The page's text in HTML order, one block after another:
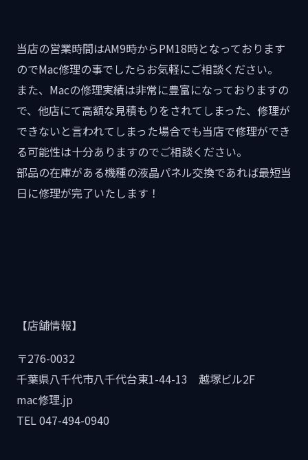
当店の営業時間はAM9時からPM18時となっております
のでMac修理の事でしたらお気軽にご相談ください。
また、Macの修理実績は非常に豊富になっておりますの
で、他店にて高額な見積もりをされてしまった、修理が
できないと言われてしまった場合でも当店で修理ができ
る可能性は十分ありますのでご相談ください。
部品の在庫がある機種の液晶パネル交換であれば最短当
日に修理が完了いたします！
【店舗情報】
〒276-0032
千葉県八千代市八千代台東1-44-13 越塚ビル2F
mac修理.jp
TEL 047-494-0940